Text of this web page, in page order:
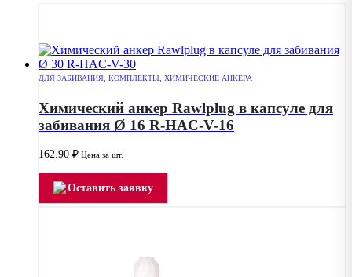
ДЛЯ ЗАБИВАНИЯ, КОМПЛЕКТЫ, ХИМИЧЕСКИЕ АНКЕРА
Химический анкер Rawlplug в капсуле для
забивания Ø 16 R-HAC-V-16
162.90 ₽ Цена за шт.
Оставить заявку